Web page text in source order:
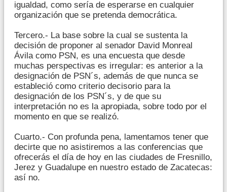
igualdad, como sería de esperarse en cualquier
organización que se pretenda democrática.
Tercero.- La base sobre la cual se sustenta la
decisión de proponer al senador David Monreal
Ávila como PSN, es una encuesta que desde
muchas perspectivas es irregular: es anterior a la
designación de PSN´s, además de que nunca se
estableció como criterio decisorio para la
designación de los PSN´s, y de que su
interpretación no es la apropiada, sobre todo por el
momento en que se realizó.
Cuarto.- Con profunda pena, lamentamos tener que
decirte que no asistiremos a las conferencias que
ofrecerás el día de hoy en las ciudades de Fresnillo,
Jerez y Guadalupe en nuestro estado de Zacatecas:
así no.